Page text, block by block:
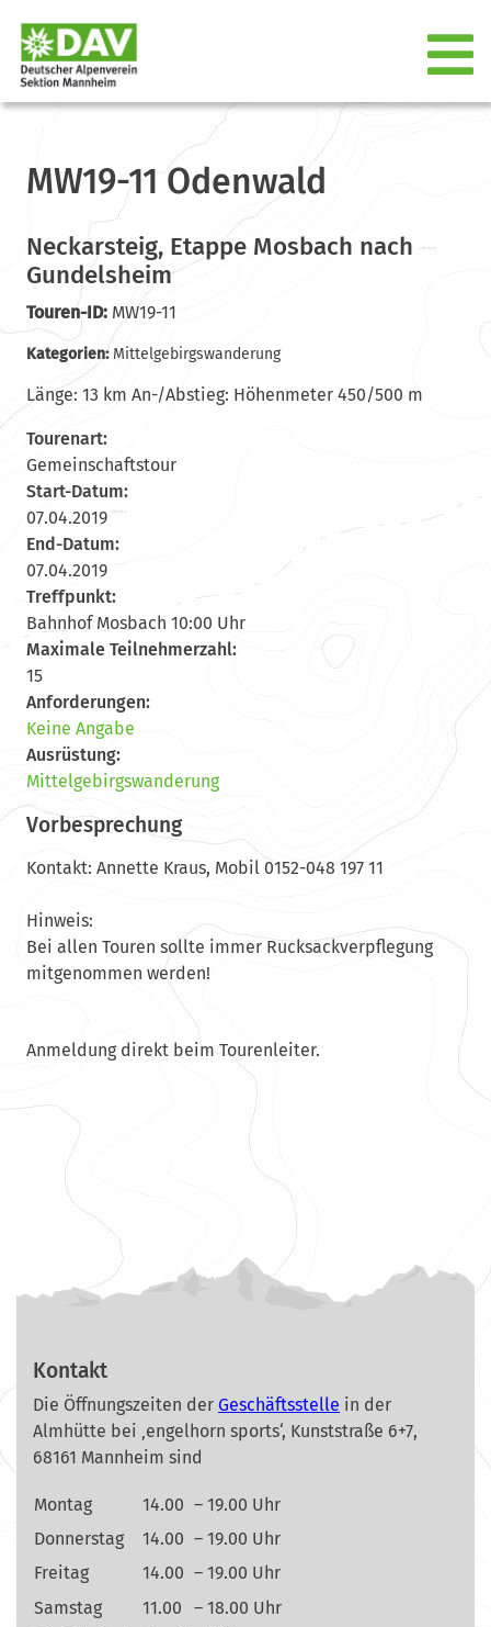
MW19-11 Odenwald
Neckarsteig, Etappe Mosbach nach
Gundelsheim
Touren-ID:MW19-11
Kategorien: Mittelgebirgswanderung
Länge: 13 km An-/Abstieg: Höhenmeter 450/500 m
Tourenart:
Gemeinschaftstour
Start-Datum:
07.04.2019
End-Datum:
07.04.2019
Treffpunkt:
Bahnhof Mosbach 10:00 Uhr
Maximale Teilnehmerzahl:
15
Anforderungen:
Keine Angabe
Ausrüstung:
Mittelgebirgswanderung
Vorbesprechung
Kontakt: Annette Kraus, Mobil 0152-048 197 11
Hinweis:
Bei allen Touren sollte immer Rucksackverpflegung
mitgenommen werden!
Anmeldung direkt beim Tourenleiter.
Kontakt
Die Öffnungszeiten der Geschäftsstelle in der
Almhütte bei ‚engelhorn sports‘, Kunststraße 6+7,
68161 Mannheim sind
Montag 14.00 – 19.00 Uhr
Donnerstag
14.00 – 19.00 Uhr
Freitag
14.00 – 19.00 Uhr
Samstag
11.00
– 18.00 Uhr